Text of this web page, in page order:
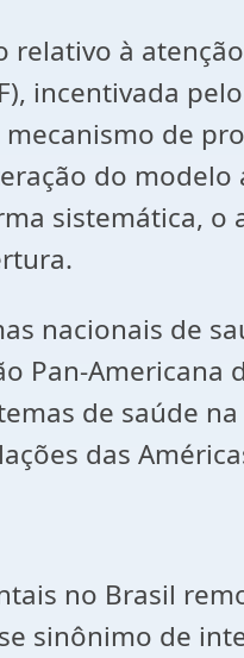
à
incentivada
de
do
sistemática,
nacionais de
Pan-
de saúde
das
no Brasil
sinônimo de